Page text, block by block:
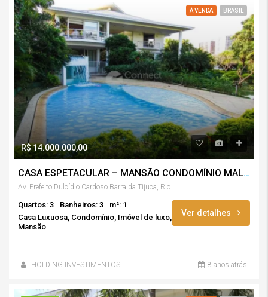
À VENDA BRASIL
R$ 14.000.000,00
CASA ESPETACULAR – MANSÃO CONDOMÍNIO MALIBU – BARRA DA TIJUCA, RJ
Av. Prefeito Dulcídio Cardoso Barra da Tijuca, Rio de Janeiro – RJ
Quartos: 3 Banheiros: 3
m²: 1
Casa Luxuosa, Condomínio, Imóvel de luxo,
Mansão
Ver detalhes
HOLDING INVESTIMENTOS 8 anos atrás